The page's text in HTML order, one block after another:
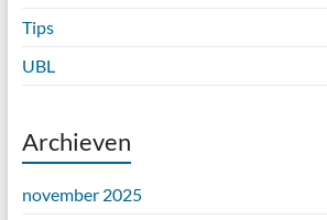
Tips
UBL
Archieven
november 2025